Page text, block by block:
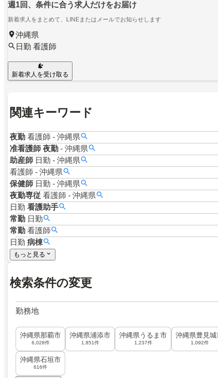
週1回、条件に合う求人だけをお届け
新着求人をまとめて、LINEまたはメールでお知らせします
沖縄県
日勤 看護師
新着求人を受け取る
関連キーワード
夜勤 看護師 - 沖縄県
准看護師 夜勤 - 沖縄県
助産師 日勤 - 沖縄県
看護師 - 沖縄県
保健師 日勤 - 沖縄県
夜勤専従 看護師 - 沖縄県
日勤 看護助手
常勤 日勤
常勤 看護師
日勤 病棟
もっと見る
検索条件の変更
勤務地
沖縄県那覇市
6,028件
沖縄県浦添市
1,851件
沖縄県うるま市
1,237件
沖縄県豊見城
1,092件
沖縄県石垣市
616件